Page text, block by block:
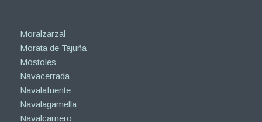
Moralzarzal
Morata de Tajuña
Móstoles
Navacerrada
Navalafuente
Navalagamella
Navalcarnero